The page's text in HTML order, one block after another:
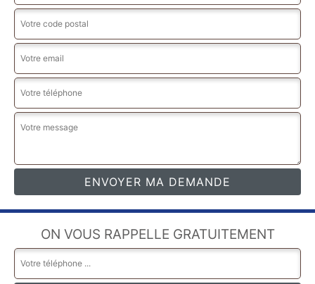
ON VOUS RAPPELLE GRATUITEMENT